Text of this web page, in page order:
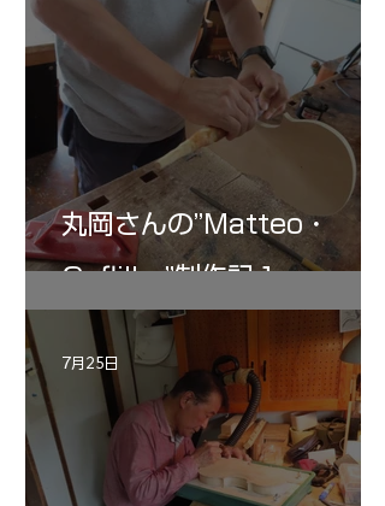
丸岡さんの”Matteo・
Gofliller”制作記１
7月25日